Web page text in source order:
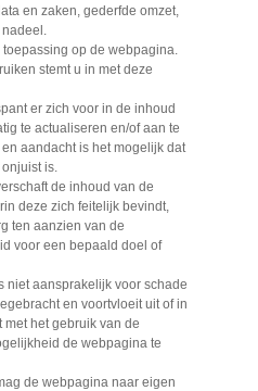
en zaken, gederfde omzet,
op de webpagina.
stemt u in met deze
er zich voor in de inhoud
te actualiseren en/of aan te
aandacht is het mogelijk dat
is.
de inhoud van de
deze zich feitelijk bevindt,
ten aanzien van de
voor een bepaald doel of
niet aansprakelijk voor schade
en voortvloeit uit of in
het gebruik van de
de webpagina te
de webpagina naar eigen